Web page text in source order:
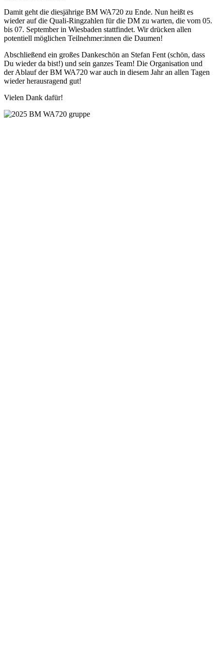
Damit geht die diesjährige BM WA720 zu Ende. Nun heißt es
wieder auf die Quali-Ringzahlen für die DM zu warten, die vom 05.
bis 07. September in Wiesbaden stattfindet. Wir drücken allen
potentiell möglichen Teilnehmer:innen die Daumen!
Abschließend ein großes Dankeschön an Stefan Fent (schön, dass
Du wieder da bist!) und sein ganzes Team! Die Organisation und
der Ablauf der BM WA720 war auch in diesem Jahr an allen Tagen
wieder herausragend gut!
Vielen Dank dafür!